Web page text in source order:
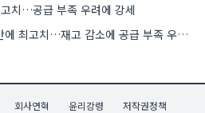
치…공급 부족 우려에 강세
[비철금속 시황] 구리 2개월 만에 최고치…재고 감소에 공급 부족 우려 확대
회사연혁 윤리강령
저작권정책